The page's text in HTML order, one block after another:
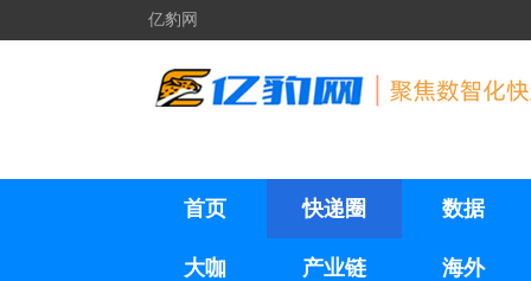
亿豹网
首页 快递圈 数据
大咖 产业链 海外